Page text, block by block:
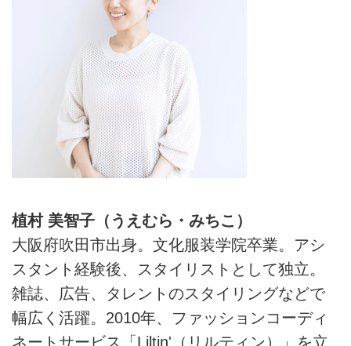
植村 美智子（うえむら・みちこ）
大阪府吹田市出身。文化服装学院卒業。アシ
スタント経験後、スタイリストとして独立。
雑誌、広告、タレントのスタイリングなどで
幅広く活躍。2010年、ファッションコーディ
ネートサービス「Liltin'（リルティン）」を立